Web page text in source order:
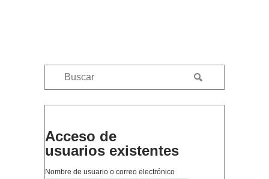
Acceso de
usuarios existentes
Nombre de usuario o correo electrónico